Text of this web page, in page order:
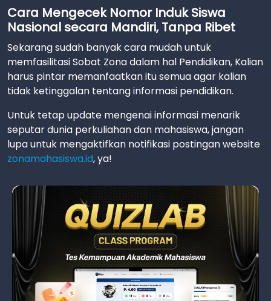
Cara Mengecek Nomor Induk Siswa
Nasional secara Mandiri, Tanpa Ribet
Sekarang sudah banyak cara mudah untuk
memfasilitasi Sobat Zona dalam hal Pendidikan, Kalian
harus pintar memanfaatkan itu semua agar kalian
tidak ketinggalan tentang informasi pendidikan.
Untuk tetap update mengenai informasi menarik
seputar dunia perkuliahan dan mahasiswa, jangan
lupa untuk mengaktifkan notifikasi postingan website
zonamahasiswa.id, ya!